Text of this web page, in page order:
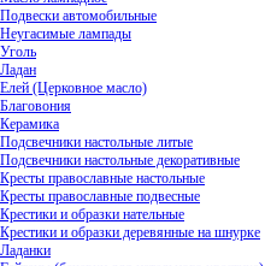
Подвески автомобильные
Неугасимые лампады
Уголь
Ладан
Елей (Церковное масло)
Благовония
Керамика
Подсвечники настольные литые
Подсвечники настольные декоративные
Кресты православные настольные
Кресты православные подвесные
Крестики и образки нательные
Крестики и образки деревянные на шнурке
Ладанки